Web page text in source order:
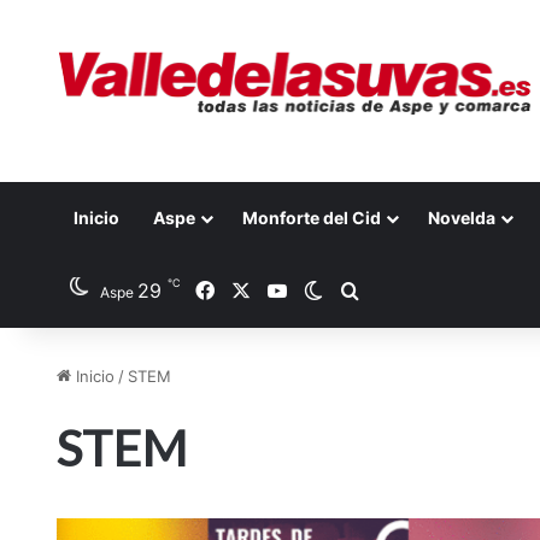
Inicio Aspe Monforte del Cid Novelda
Aspe 29 ℃ FacebookYouTubeSwitch skin
Inicio / STEM
STEM